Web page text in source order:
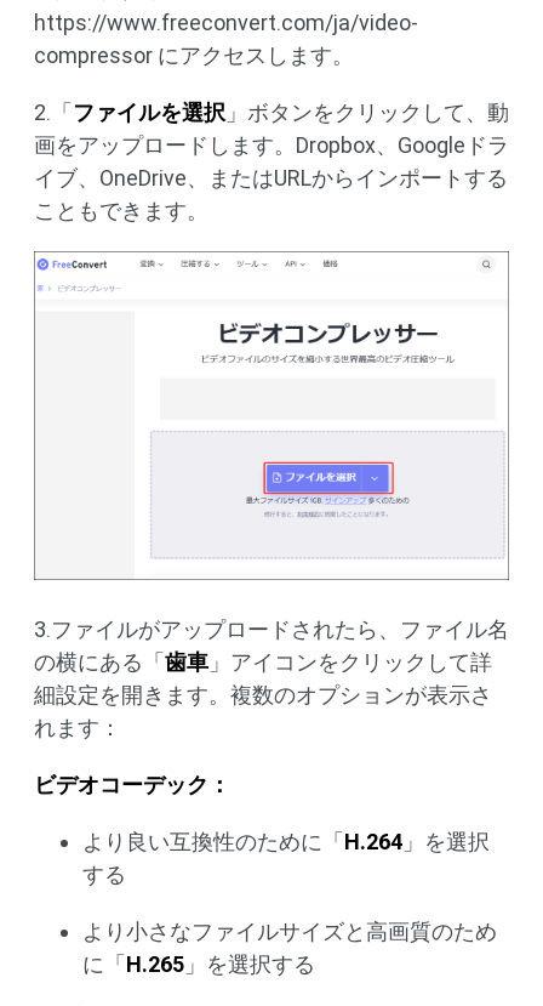
https://www.freeconvert.com/ja/video-
compressor にアクセスします。
2.「 ファイルを選択」ボタンをクリックして、動
画をアップロードします。Dropbox、Googleドラ
イブ、OneDrive、またはURLからインポートする
こともできます。
3.ファイルがアップロードされたら、ファイル名
の横にある「歯車 」アイコンをクリックして詳
細設定を開きます。複数のオプションが表示さ
れます：
ビデオコーデック：
より良い互換性のために「H.264 」を選択
する
より小さなファイルサイズと高画質のため
に「H.265 」を選択する